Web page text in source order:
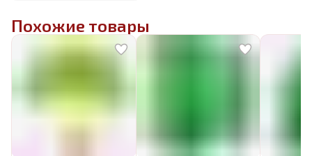
Похожие товары